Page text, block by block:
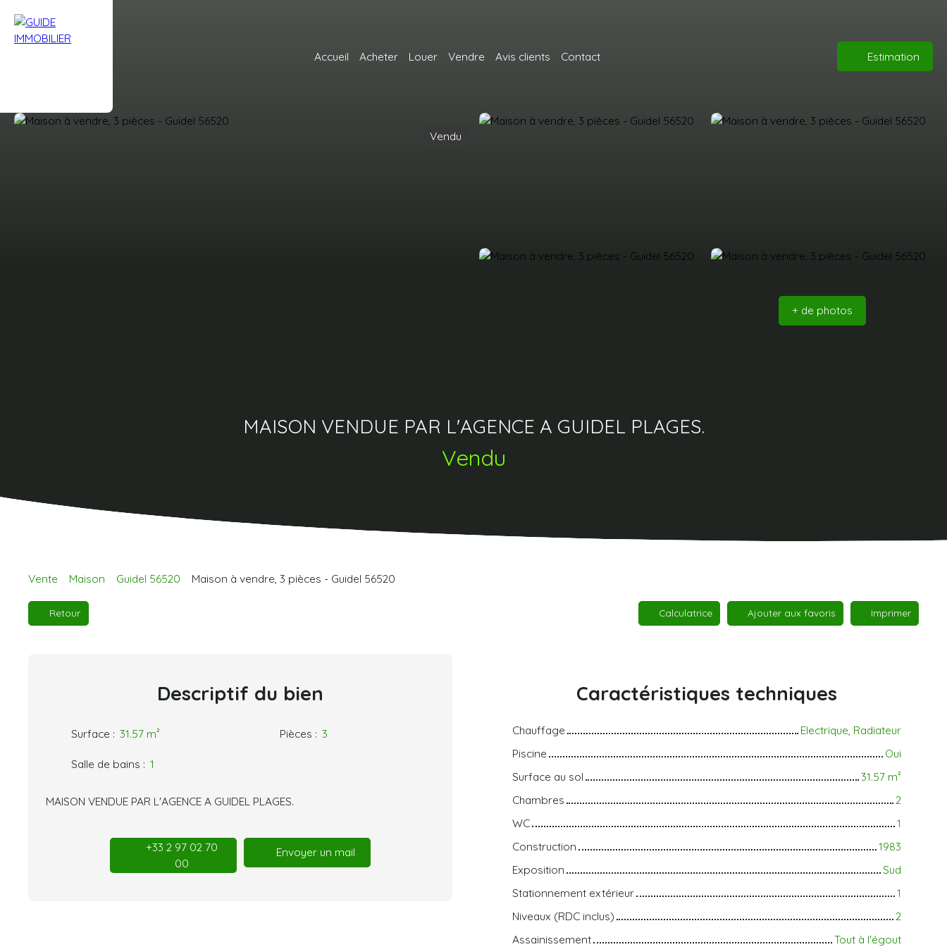
Accueil Acheter Louer Vendre Avis clients Contact Estimation
Vendu
+ de photos
MAISON VENDUE PAR L'AGENCE A GUIDEL PLAGES.
Vendu
Vente Maison Guidel 56520 Maison à vendre, 3 pièces - Guidel 56520
Retour Calculatrice Ajouter aux favoris Imprimer
Descriptif du bien
Surface : 31.57 m² Pièces : 3
Salle de bains : 1
MAISON VENDUE PAR L'AGENCE A GUIDEL PLAGES.
+33 2 97 02 70
00
Envoyer un mail
Caractéristiques techniques
Chauffage
Electrique, Radiateur
Piscine
Oui
Surface au sol
31.57 m²
Chambres
2
WC
1
Construction
1983
Exposition
Sud
Stationnement extérieur
1
Niveaux (RDC inclus)
2
Assainissement
Tout à l'égout